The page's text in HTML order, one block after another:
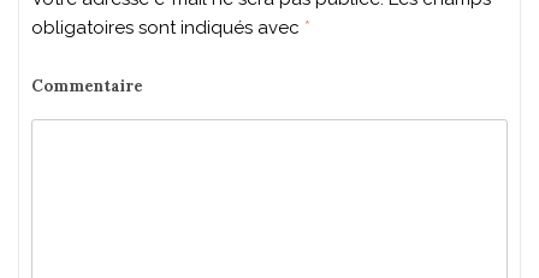
obligatoires sont indiqués avec *
Commentaire